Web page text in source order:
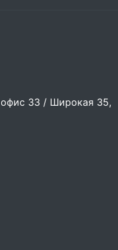
офис 33 / Широкая 35,